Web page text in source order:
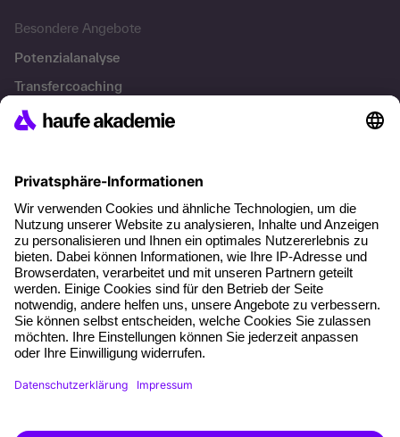
Besondere Angebote
Potenzialanalyse
Transfercoaching
Coaching
Kontakt
FAQ
+49 761 595339-00
AGB
Datenschutz